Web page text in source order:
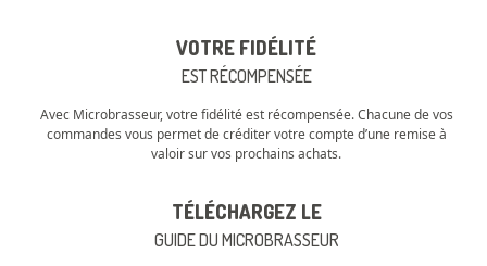
VOTRE FIDÉLITÉ
EST RÉCOMPENSÉE
Avec Microbrasseur, votre fidélité est récompensée. Chacune de vos
commandes vous permet de créditer votre compte d’une remise à
valoir sur vos prochains achats.
TÉLÉCHARGEZ LE
GUIDE DU MICROBRASSEUR